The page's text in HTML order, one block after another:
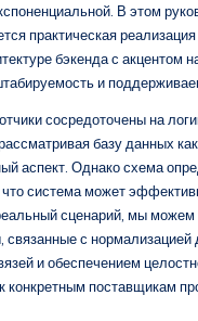
В этом
практическая реализация
бэкенда с акцентом
и
сосредоточены на
базу данных как
аспект. Однако схема
что система может
сценарий, мы можем
с нормализацией
и обеспечением
конкретным поставщикам